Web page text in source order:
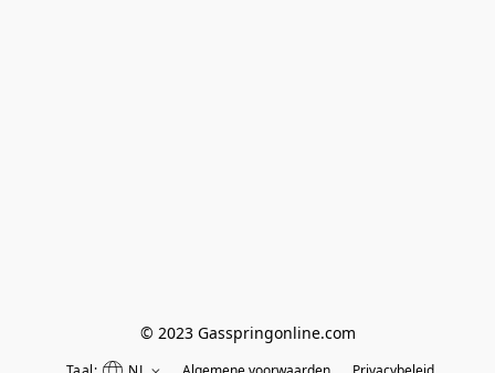
© 2023 Gasspringonline.com